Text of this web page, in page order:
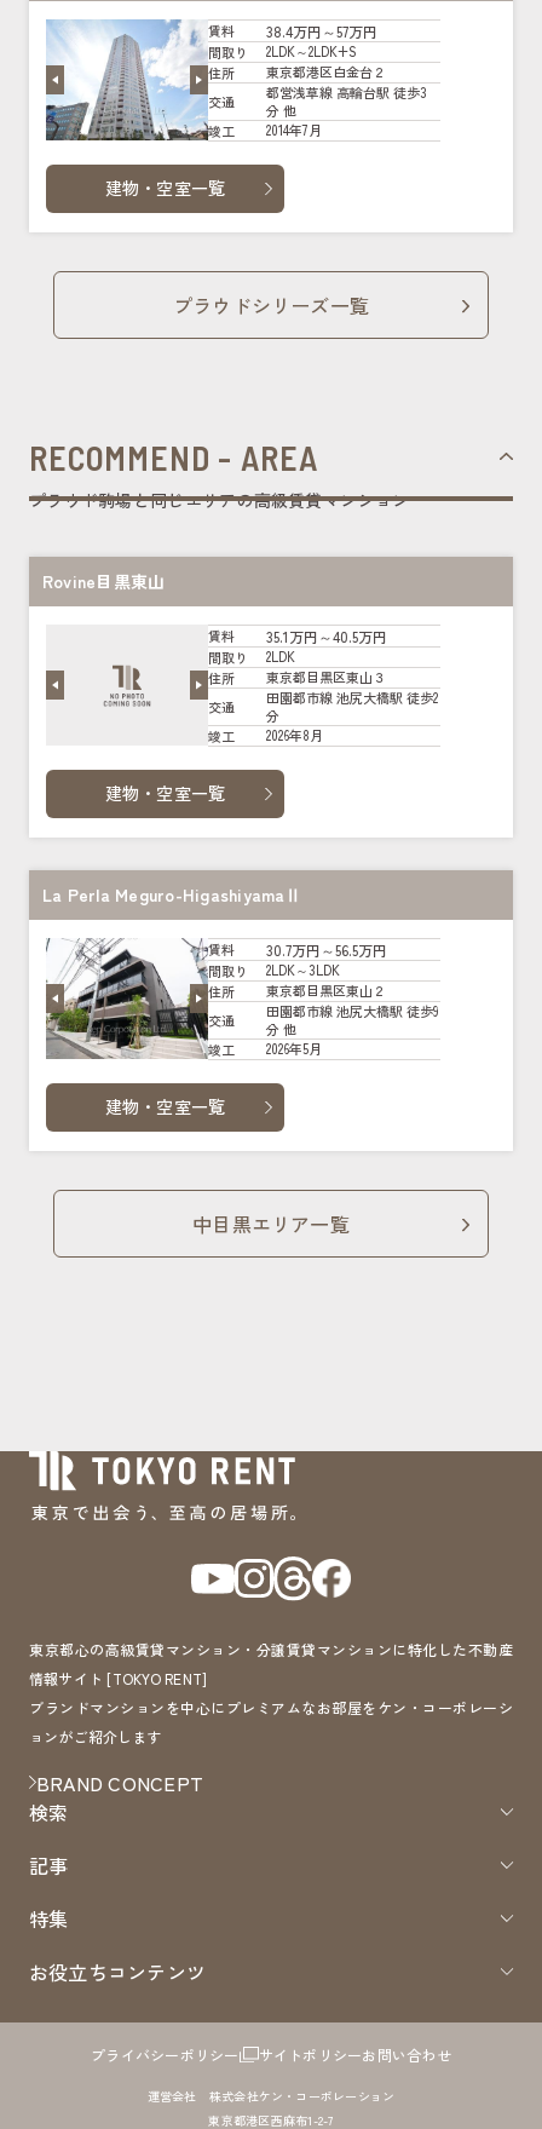
賃料 38.4万円～57万円
間取り
2LDK～2LDK+S
住所
東京都港区白金台２
交通
都営浅草線 高輪台駅 徒歩3
分 他
竣工
2014年7月
建物・空室一覧
プラウドシリーズ一覧
RECOMMEND - AREA
プラウド駒場と同じエリアの高級賃貸マンション
Rovine目黒東山
賃料 35.1万円～40.5万円
間取り
2LDK
住所
東京都目黒区東山３
交通
田園都市線 池尻大橋駅 徒歩2
分
竣工
2026年8月
建物・空室一覧
La Perla Meguro-HigashiyamaⅡ
賃料 30.7万円～56.5万円
間取り
2LDK～3LDK
住所
東京都目黒区東山２
交通
田園都市線 池尻大橋駅 徒歩9
分 他
竣工
2026年5月
建物・空室一覧
中目黒エリア一覧
東京都心の高級賃貸マンション・分譲賃貸マンションに特化した不動産
情報サイト [TOKYO RENT]
ブランドマンションを中心にプレミアムなお部屋をケン・コーポレーシ
ョンがご紹介します
BRAND CONCEPT
検索
記事
特集
お役立ちコンテンツ
プライバシーポリシー サイトポリシーお問い合わせ
運営会社 株式会社ケン・コーポレーション
東京都港区西麻布1-2-7